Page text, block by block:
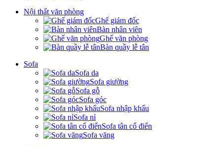
Nội thất văn phòng
Ghế giám đốc
Bàn nhân viên
Ghế văn phòng
Bàn quầy lễ tân
Sofa
Sofa da
Sofa giường
Sofa gỗ
Sofa góc
Sofa nhập khẩu
Sofa nỉ
Sofa tân cổ điển
Sofa văng